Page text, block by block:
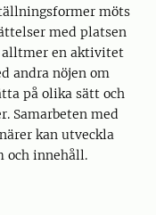
möts
med platsen
alltmer en aktivitet
andra nöjen om
på olika sätt och
Samarbeten med
kan utveckla
och innehåll.